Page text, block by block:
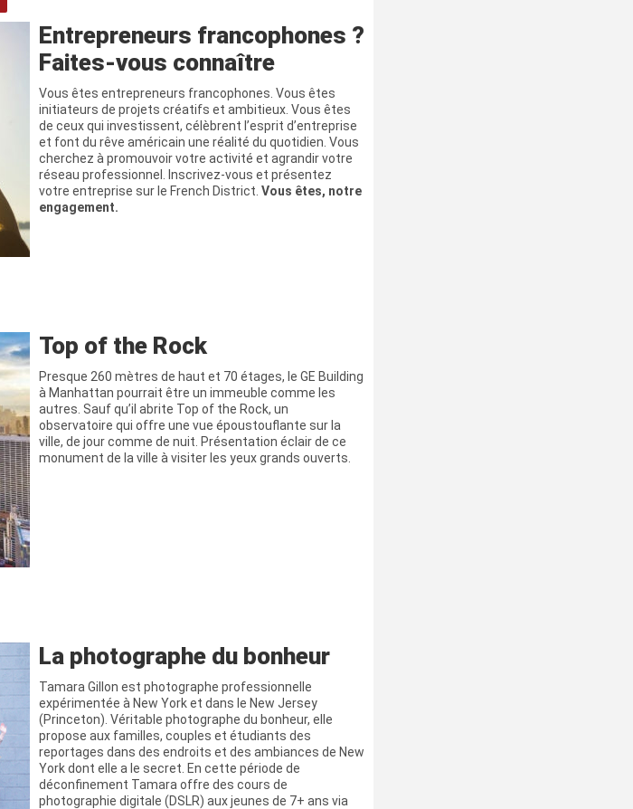
Entrepreneurs francophones ?
Faites-vous connaître
Vous êtes entrepreneurs francophones. Vous êtes
initiateurs de projets créatifs et ambitieux. Vous êtes
de ceux qui investissent, célèbrent l’esprit d’entreprise
et font du rêve américain une réalité du quotidien. Vous
cherchez à promouvoir votre activité et agrandir votre
réseau professionnel. Inscrivez-vous et présentez
votre entreprise sur le French District. Vous êtes, notre
engagement.
Top of the Rock
Presque 260 mètres de haut et 70 étages, le GE Building
à Manhattan pourrait être un immeuble comme les
autres. Sauf qu’il abrite Top of the Rock, un
observatoire qui offre une vue époustouflante sur la
ville, de jour comme de nuit. Présentation éclair de ce
monument de la ville à visiter les yeux grands ouverts.
La photographe du bonheur
Tamara Gillon est photographe professionnelle
expérimentée à New York et dans le New Jersey
(Princeton). Véritable photographe du bonheur, elle
propose aux familles, couples et étudiants des
reportages dans des endroits et des ambiances de New
York dont elle a le secret. En cette période de
déconfinement Tamara offre des cours de
photographie digitale (DSLR) aux jeunes de 7+ ans via